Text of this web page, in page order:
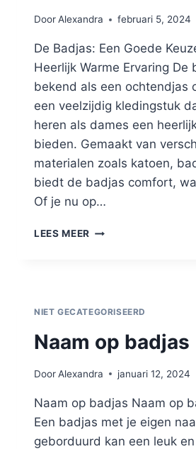
DoorAlexandra februari 5, 2024
De Badjas: Een Goede
Heerlijk Warme Ervaring De
bekend als een ochtendjas
een veelzijdig kledingstuk
heren als dames een
bieden. Gemaakt van
materialen zoals katoen,
biedt de badjas comfort,
Of je nu op…
LEES MEER
NIET GECATEGORISEERD
Naam op badjas
DoorAlexandra januari 12, 2024
Naam op badjas Naam op
Een badjas met je eigen
geborduurd kan een leuk